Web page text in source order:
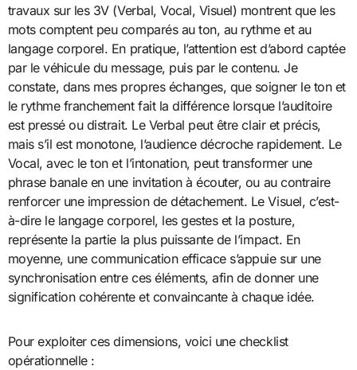
travaux sur les 3V (Verbal, Vocal, Visuel) montrent que les
mots comptent peu comparés au ton, au rythme et au
langage corporel. En pratique, l’attention est d’abord captée
par le véhicule du message, puis par le contenu. Je
constate, dans mes propres échanges, que soigner le ton et
le rythme franchement fait la différence lorsque l’auditoire
est pressé ou distrait. Le Verbal peut être clair et précis,
mais s’il est monotone, l’audience décroche rapidement. Le
Vocal, avec le ton et l’intonation, peut transformer une
phrase banale en une invitation à écouter, ou au contraire
renforcer une impression de détachement. Le Visuel, c’est-
à-dire le langage corporel, les gestes et la posture,
représente la partie la plus puissante de l’impact. En
moyenne, une communication efficace s’appuie sur une
synchronisation entre ces éléments, afin de donner une
signification cohérente et convaincante à chaque idée.
Pour exploiter ces dimensions, voici une checklist
opérationnelle :